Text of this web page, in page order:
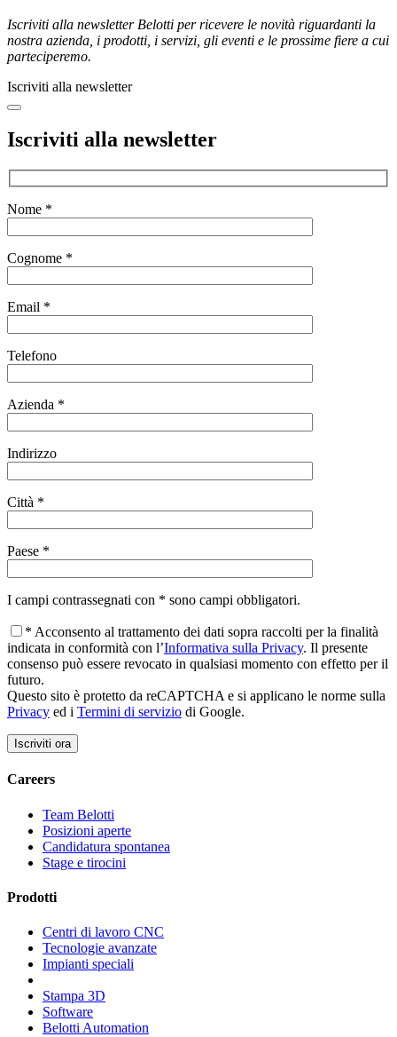
Iscriviti alla newsletter Belotti per ricevere le novità riguardanti la
nostra azienda, i prodotti, i servizi, gli eventi e le prossime fiere a cui
parteciperemo.
Iscriviti alla newsletter
Iscriviti alla newsletter
Nome *
Cognome *
Email *
Telefono
Azienda *
Indirizzo
Città *
Paese *
I campi contrassegnati con * sono campi obbligatori.
* Acconsento al trattamento dei dati sopra raccolti per la finalità
indicata in conformità con l’Informativa sulla Privacy. Il presente
consenso può essere revocato in qualsiasi momento con effetto per il
futuro.
Questo sito è protetto da reCAPTCHA e si applicano le norme sulla
Privacy ed i Termini di servizio di Google.
Careers
Team Belotti
Posizioni aperte
Candidatura spontanea
Stage e tirocini
Prodotti
Centri di lavoro CNC
Tecnologie avanzate
Impianti speciali
Stampa 3D
Software
Belotti Automation